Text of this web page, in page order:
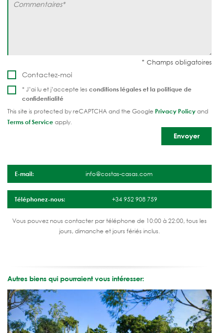
Contactez-moi
* J’ai lu et j’accepte les conditions légales et la politique de
confidentialité
This site is protected by reCAPTCHA and the Google Privacy Policyand
Terms of Serviceapply.
E-mail: info@costas-casas.com
Téléphonez-nous: +34 952 908 759
Vous pouvez nous contacter par téléphone de 10:00 à 22:00, tous les
jours, dimanche et jours fériés inclus.
Autres biens qui pourraient vous intéresser: